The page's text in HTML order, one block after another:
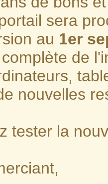
sera
au 1er
de
nouvelles
tester la